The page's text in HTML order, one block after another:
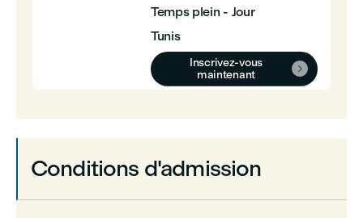
Temps plein - Jour
Tunis
Inscrivez-vous
maintenant

Conditions d'admission